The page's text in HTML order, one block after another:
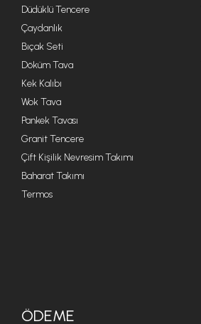
Düdüklü Tencere
Çaydanlık
Bıçak Seti
Döküm Tava
Kek Kalıbı
Wok Tava
Pankek Tavası
Granit Tencere
Çift Kişilik Nevresim Takımı
Baharat Takımı
Termos
ÖDEME